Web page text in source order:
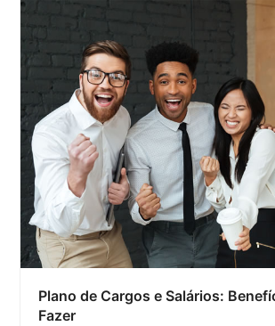
Plano de Cargos e Salários:
Fazer